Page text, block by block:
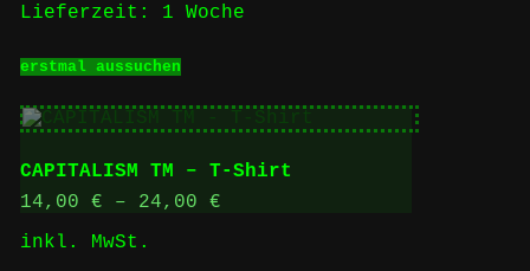
Lieferzeit: 1 Woche
erstmal aussuchenProdukt
mehrere
Varianten
Die
Optionen
CAPITALISM TM – T-Shirt
14,00 € – 24,00 €
inkl. MwSt.